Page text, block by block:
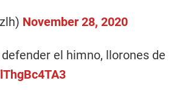
November 28, 2020
el himno, llorones de